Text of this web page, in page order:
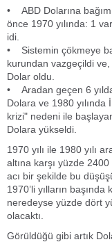
• ABD Dolarına
önce 1970 yılında: 1
idi.
• Sistemin çökmeye
kurundan vazgeçildi
Dolar oldu.
• Aradan geçen 6
Dolara ve 1980 yılında
krizi" nedeni ile
Dolara yükseldi.
1970 yılı ile 1980 yılı
altına karşı yüzde
acı bir şekilde bu
1970’li yılların
neredeyse yüzde dört
olacaktı.
Görüldüğü gibi artık